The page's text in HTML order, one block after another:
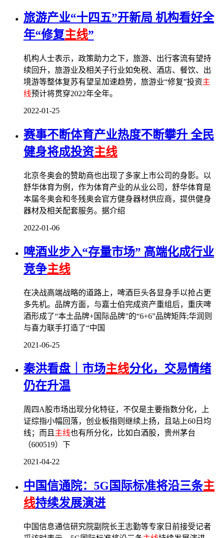
旅游产业“十四五”开新局 机构看好全
年“修复主线”
机构人士表示，政策助力之下，旅游、出行客流有望持
续回升，旅游业及相关子行业如免税、酒店、餐饮、出
境游等整体复苏有望呈加速趋势，旅游业“修复”投资主
线预计将贯穿2022年全年。
2022-01-25
赛事不断体育产业热度不断攀升 全民
健身将成投资主线
北京冬奥会的赞助商也出现了多家上市公司的身影。以
舒华体育为例，作为体育产业的从业公司，舒华体育是
本届冬奥会和冬残奥会官方健身器材供应商，提供健身
器材及相关配套服务。据介绍
2022-01-06
啤酒业步入“存量市场” 高端化成行业
竞争主线
在决战高端战略的道路上，啤酒巨头各显身手以抢占更
多先机。品牌方面，与嘉士伯完成资产重组后，重庆啤
酒形成了“本土品牌+国际品牌”的“6+6”品牌矩阵;华润则
与喜力联手打造了“中国
2021-06-25
秦洪看盘｜市场主线分化，交易情绪
仍在升温
周四A股市场出现分化特征，不仅是主要指数分化，上
证综指小幅回落，创业板指则继续上扬，且站上60日均
线；而且 主线也有所分化，比如白酒股，贵州茅台
（600519）下
2021-04-22
中国信通院：5G国际标准将沿三条主
线持续发展演进
中国信息通信研究院副院长王志勤等专家日前接受记者